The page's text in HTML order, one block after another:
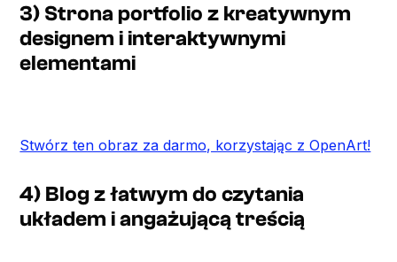
3) Strona portfolio z kreatywnym
designem i interaktywnymi
elementami
Stwórz ten obraz za darmo, korzystając z OpenArt!
4) Blog z łatwym do czytania
układem i angażującą treścią